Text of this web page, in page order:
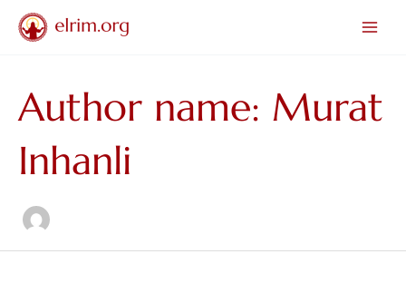
Siirry
sisältöön
Main
Author name: Murat
Inhanli
for: